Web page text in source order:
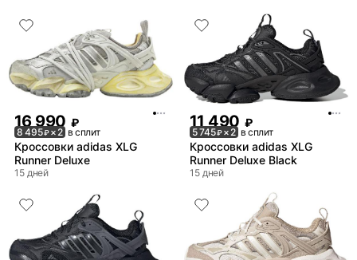
16 990 ₽
8 495₽× 2 в сплит
Кроссовки adidas XLG
Runner Deluxe
15 дней
11 490 ₽
5 745₽× 2 в сплит
Кроссовки adidas XLG
Runner Deluxe Black
15 дней